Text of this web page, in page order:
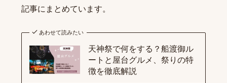
記事にまとめています。
あわせて読みたい
天神祭で何をする？船渡御ル
ートと屋台グルメ、祭りの特
徴を徹底解説